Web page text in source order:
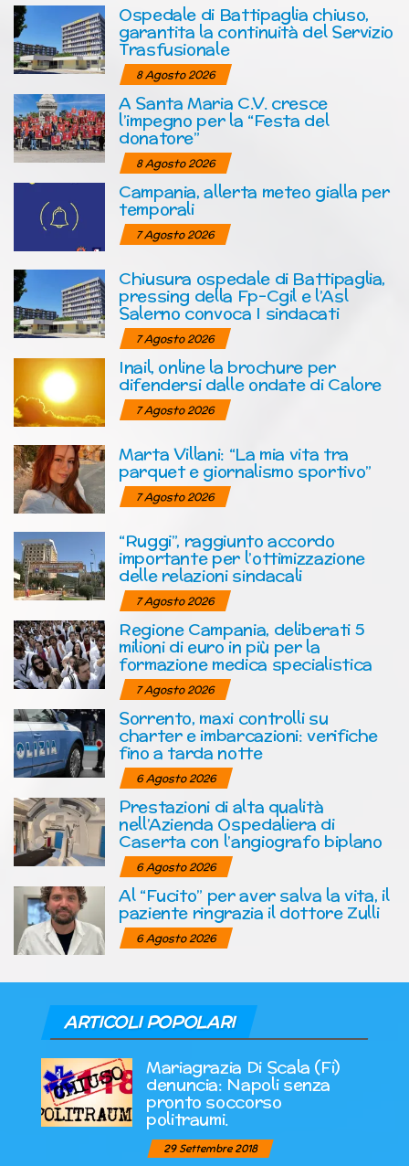
Ospedale di Battipaglia chiuso,
garantita la continuità del Servizio
Trasfusionale
8 Agosto 2026
A Santa Maria C.V. cresce
l’impegno per la “Festa del
donatore”
8 Agosto 2026
Campania, allerta meteo gialla per
temporali
7 Agosto 2026
Chiusura ospedale di Battipaglia,
pressing della Fp-Cgil e l’Asl
Salerno convoca I sindacati
7 Agosto 2026
Inail, online la brochure per
difendersi dalle ondate di Calore
7 Agosto 2026
Marta Villani: “La mia vita tra
parquet e giornalismo sportivo”
7 Agosto 2026
“Ruggi”, raggiunto accordo
importante per l’ottimizzazione
delle relazioni sindacali
7 Agosto 2026
Regione Campania, deliberati 5
milioni di euro in più per la
formazione medica specialistica
7 Agosto 2026
Sorrento, maxi controlli su
charter e imbarcazioni: verifiche
fino a tarda notte
6 Agosto 2026
Prestazioni di alta qualità
nell’Azienda Ospedaliera di
Caserta con l’angiografo biplano
6 Agosto 2026
Al “Fucito” per aver salva la vita, il
paziente ringrazia il dottore Zulli
6 Agosto 2026
ARTICOLI POPOLARI
Mariagrazia Di Scala (Fi)
denuncia: Napoli senza
pronto soccorso
politraumi.
29 Settembre 2018